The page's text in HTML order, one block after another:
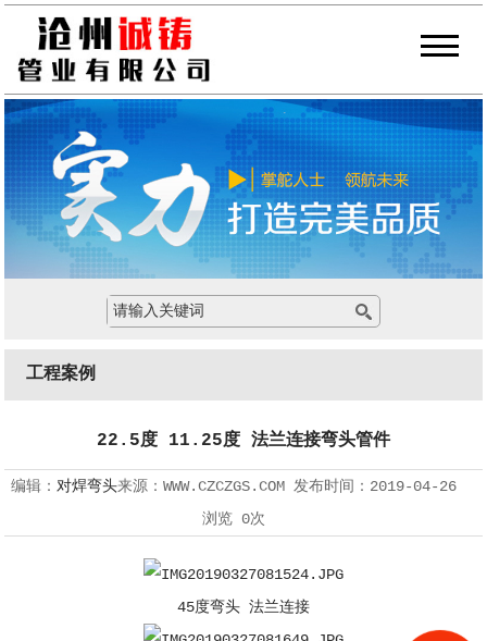
工程案例
22.5度 11.25度 法兰连接弯头管件
编辑： 对焊弯头来源： WWW.CZCZGS.COM发布时间： 2019-04-26
浏览 0次
45度弯头 法兰连接